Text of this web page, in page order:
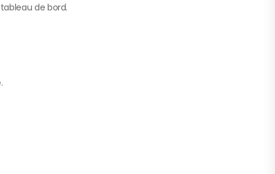
de bord.